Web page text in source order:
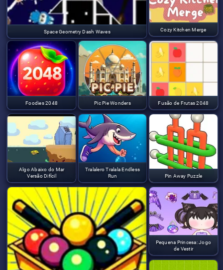
Space Geometry Dash Waves Cozy Kitchen Merge
Foodies 2048 Pic Pie Wonders Fusão de Frutas 2048
Algo Abaixo do Mar
Versão Difícil
Tralalero Tralala Endless
Run
Pin Away Puzzle
Pequena Princesa: Jogo
de Vestir